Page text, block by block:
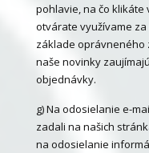
pohlavie, na čo klikáte
otvárate využívame
základe oprávneného
naše novinky
objednávky.
g) Na odosielanie e-
zadali na našich
na odosielanie